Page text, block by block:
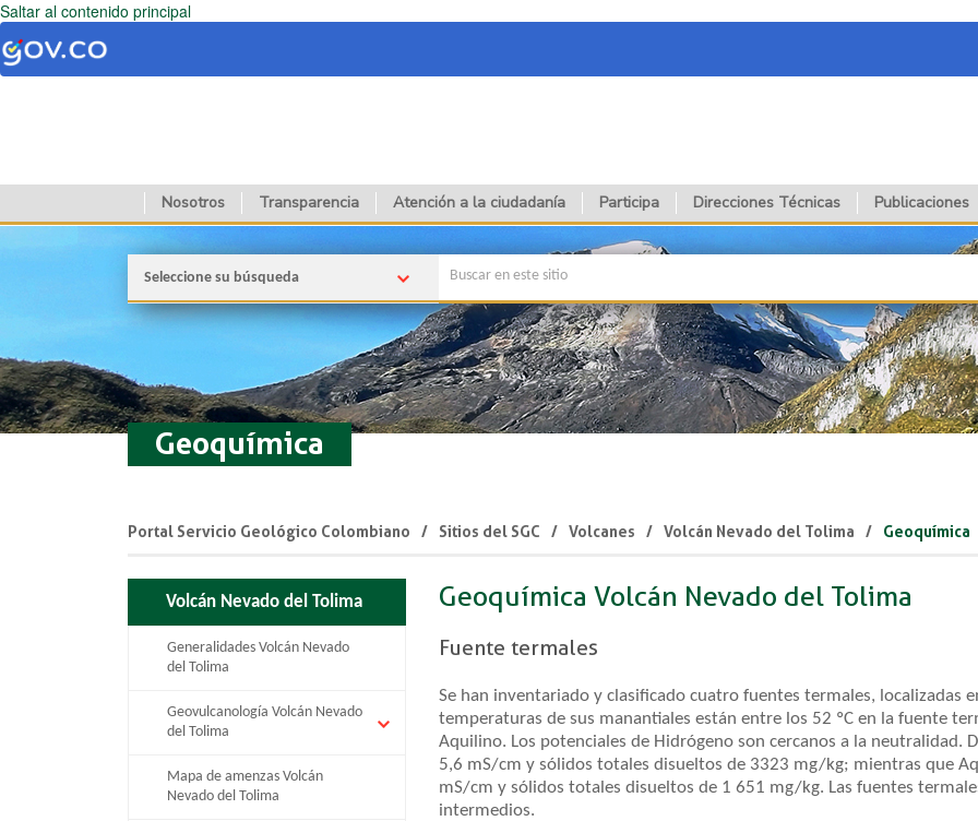
Saltar al contenido principal
Nosotros Transparencia Atención a la ciudadanía Participa Direcciones Técnicas Publicaciones
Seleccione su búsqueda
Geoquímica
Portal Servicio Geológico Colombiano Sitios del SGC Volcanes Volcán Nevado del Tolima Geoquímica
Volcán Nevado del Tolima
Generalidades Volcán Nevado
del Tolima
Geovulcanología Volcán Nevado
del Tolima
Mapa de amenzas Volcán
Nevado del Tolima
​Geoquímica Volcán Nevado del Tolima
Fuente termales
Se han inventariado y clasificado cuatro fuentes termales, localizadas
temperaturas de sus manantiales están entre los 52 ºC en la fuente
Aquilino. Los potenciales de Hidrógeno son cercanos a la neutralidad.
5,6 mS/cm y sólidos totales disueltos de 3323 mg/kg; mientras que
mS/cm y sólidos totales disueltos de 1 651 mg/kg. Las fuentes
intermedios.